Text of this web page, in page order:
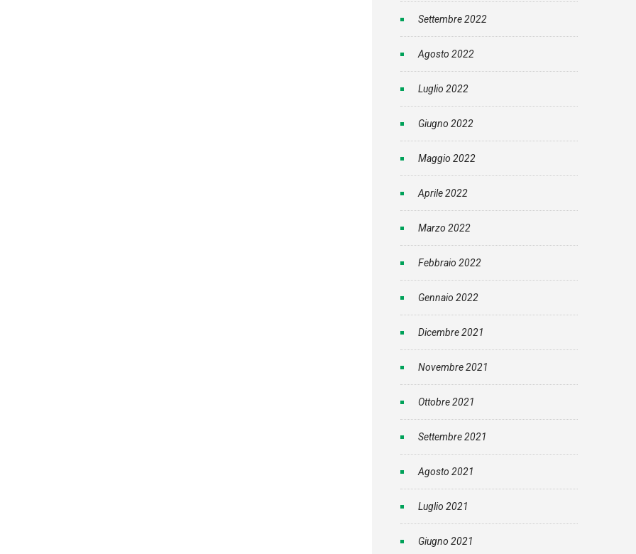
Settembre 2022
Agosto 2022
Luglio 2022
Giugno 2022
Maggio 2022
Aprile 2022
Marzo 2022
Febbraio 2022
Gennaio 2022
Dicembre 2021
Novembre 2021
Ottobre 2021
Settembre 2021
Agosto 2021
Luglio 2021
Giugno 2021